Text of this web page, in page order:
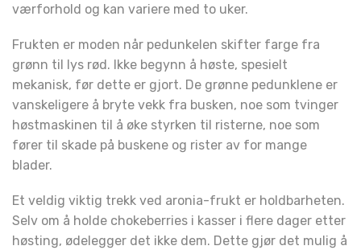
værforhold og kan variere med to uker.
Frukten er moden når pedunkelen skifter farge fra
grønn til lys rød. Ikke begynn å høste, spesielt
mekanisk, før dette er gjort. De grønne pedunklene er
vanskeligere å bryte vekk fra busken, noe som tvinger
høstmaskinen til å øke styrken til risterne, noe som
fører til skade på buskene og rister av for mange
blader.
Et veldig viktig trekk ved aronia-frukt er holdbarheten.
Selv om å holde chokeberries i kasser i flere dager etter
høsting, ødelegger det ikke dem. Dette gjør det mulig å